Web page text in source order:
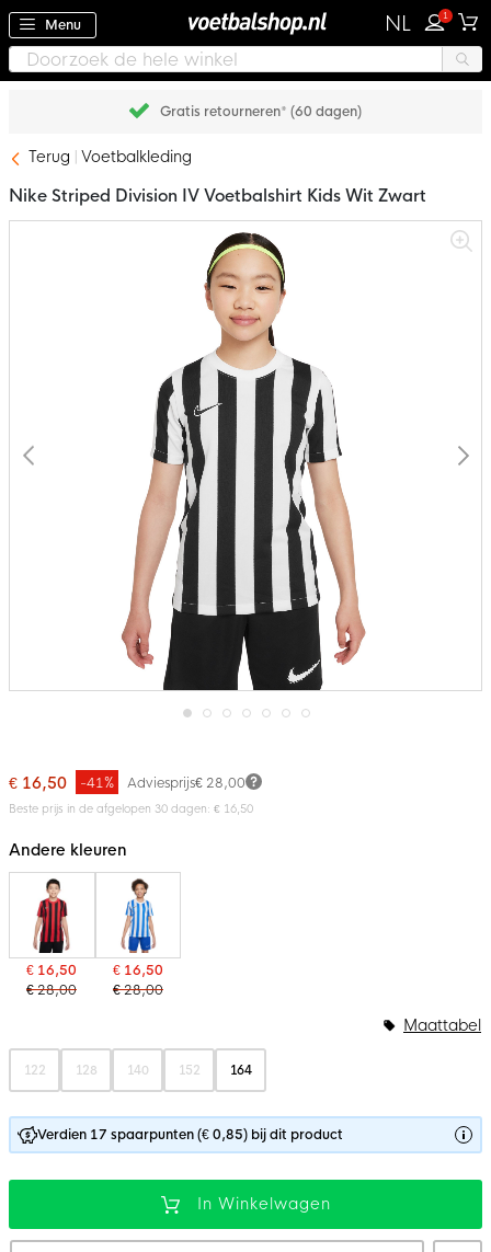
Menu NL 1
Achteraf betalen met Klarna
Terug Voetbalkleding
begin
van
gallerij
Nike Striped Division IV Voetbalshirt Kids Wit Zwart
€ 16,50 Adviesprijs€ 28,00
-41%
Beste prijs in de afgelopen 30 dagen: € 16,50
Andere kleuren
€ 16,50
€ 28,00
€ 16,50
€ 28,00
122 128 140 152 164
Maattabel
Verdien 17 spaarpunten (€ 0,85) bij dit product
In Winkelwagen